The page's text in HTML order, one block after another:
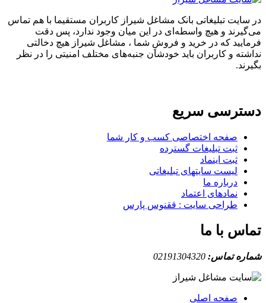
در سایت تبلیغاتی بانک مشاغل شیراز کاربران مستقیما با هم تماس
می‌گیرند و هیچ واسطه‌ای در این میان وجود ندارد، پس دقت
فرمایید که در خرید و فروشِ شما ، مشاغل شیراز هیچ دخالتی
نداشته و کاربران باید خودشان جنبه‌های مختلف امنیتی را در نظر
بگیرند.
دسترسی سریع
صفحه اختصاصی کسب و کار شما
ثبت تبلیغات گسترده
ثبت اینماد
لیست سایتهای تبلیغاتی
درباره ما
نمادهای اعتماد
طراحی سایت : ققنوس پارس
تماس با ما
شماره تماس: 02191304320
صفحه اصلی